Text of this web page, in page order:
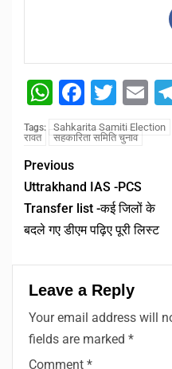
WhatsApp
Tags: Sahkarita Samiti Election
रावत
सहकारिता समिति चुनाव
Previous
Uttrakhand IAS -PCS
Transfer list -कई जिलों के
बदले गए डीएम पढ़िए पूरी लिस्ट
Leave a Reply
Your email address will
fields are marked *
Comment *